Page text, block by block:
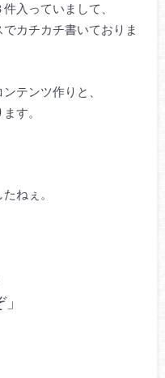
入っていまして、
カチカチ書いておりま
テンツ作りと、
す。
ねぇ。